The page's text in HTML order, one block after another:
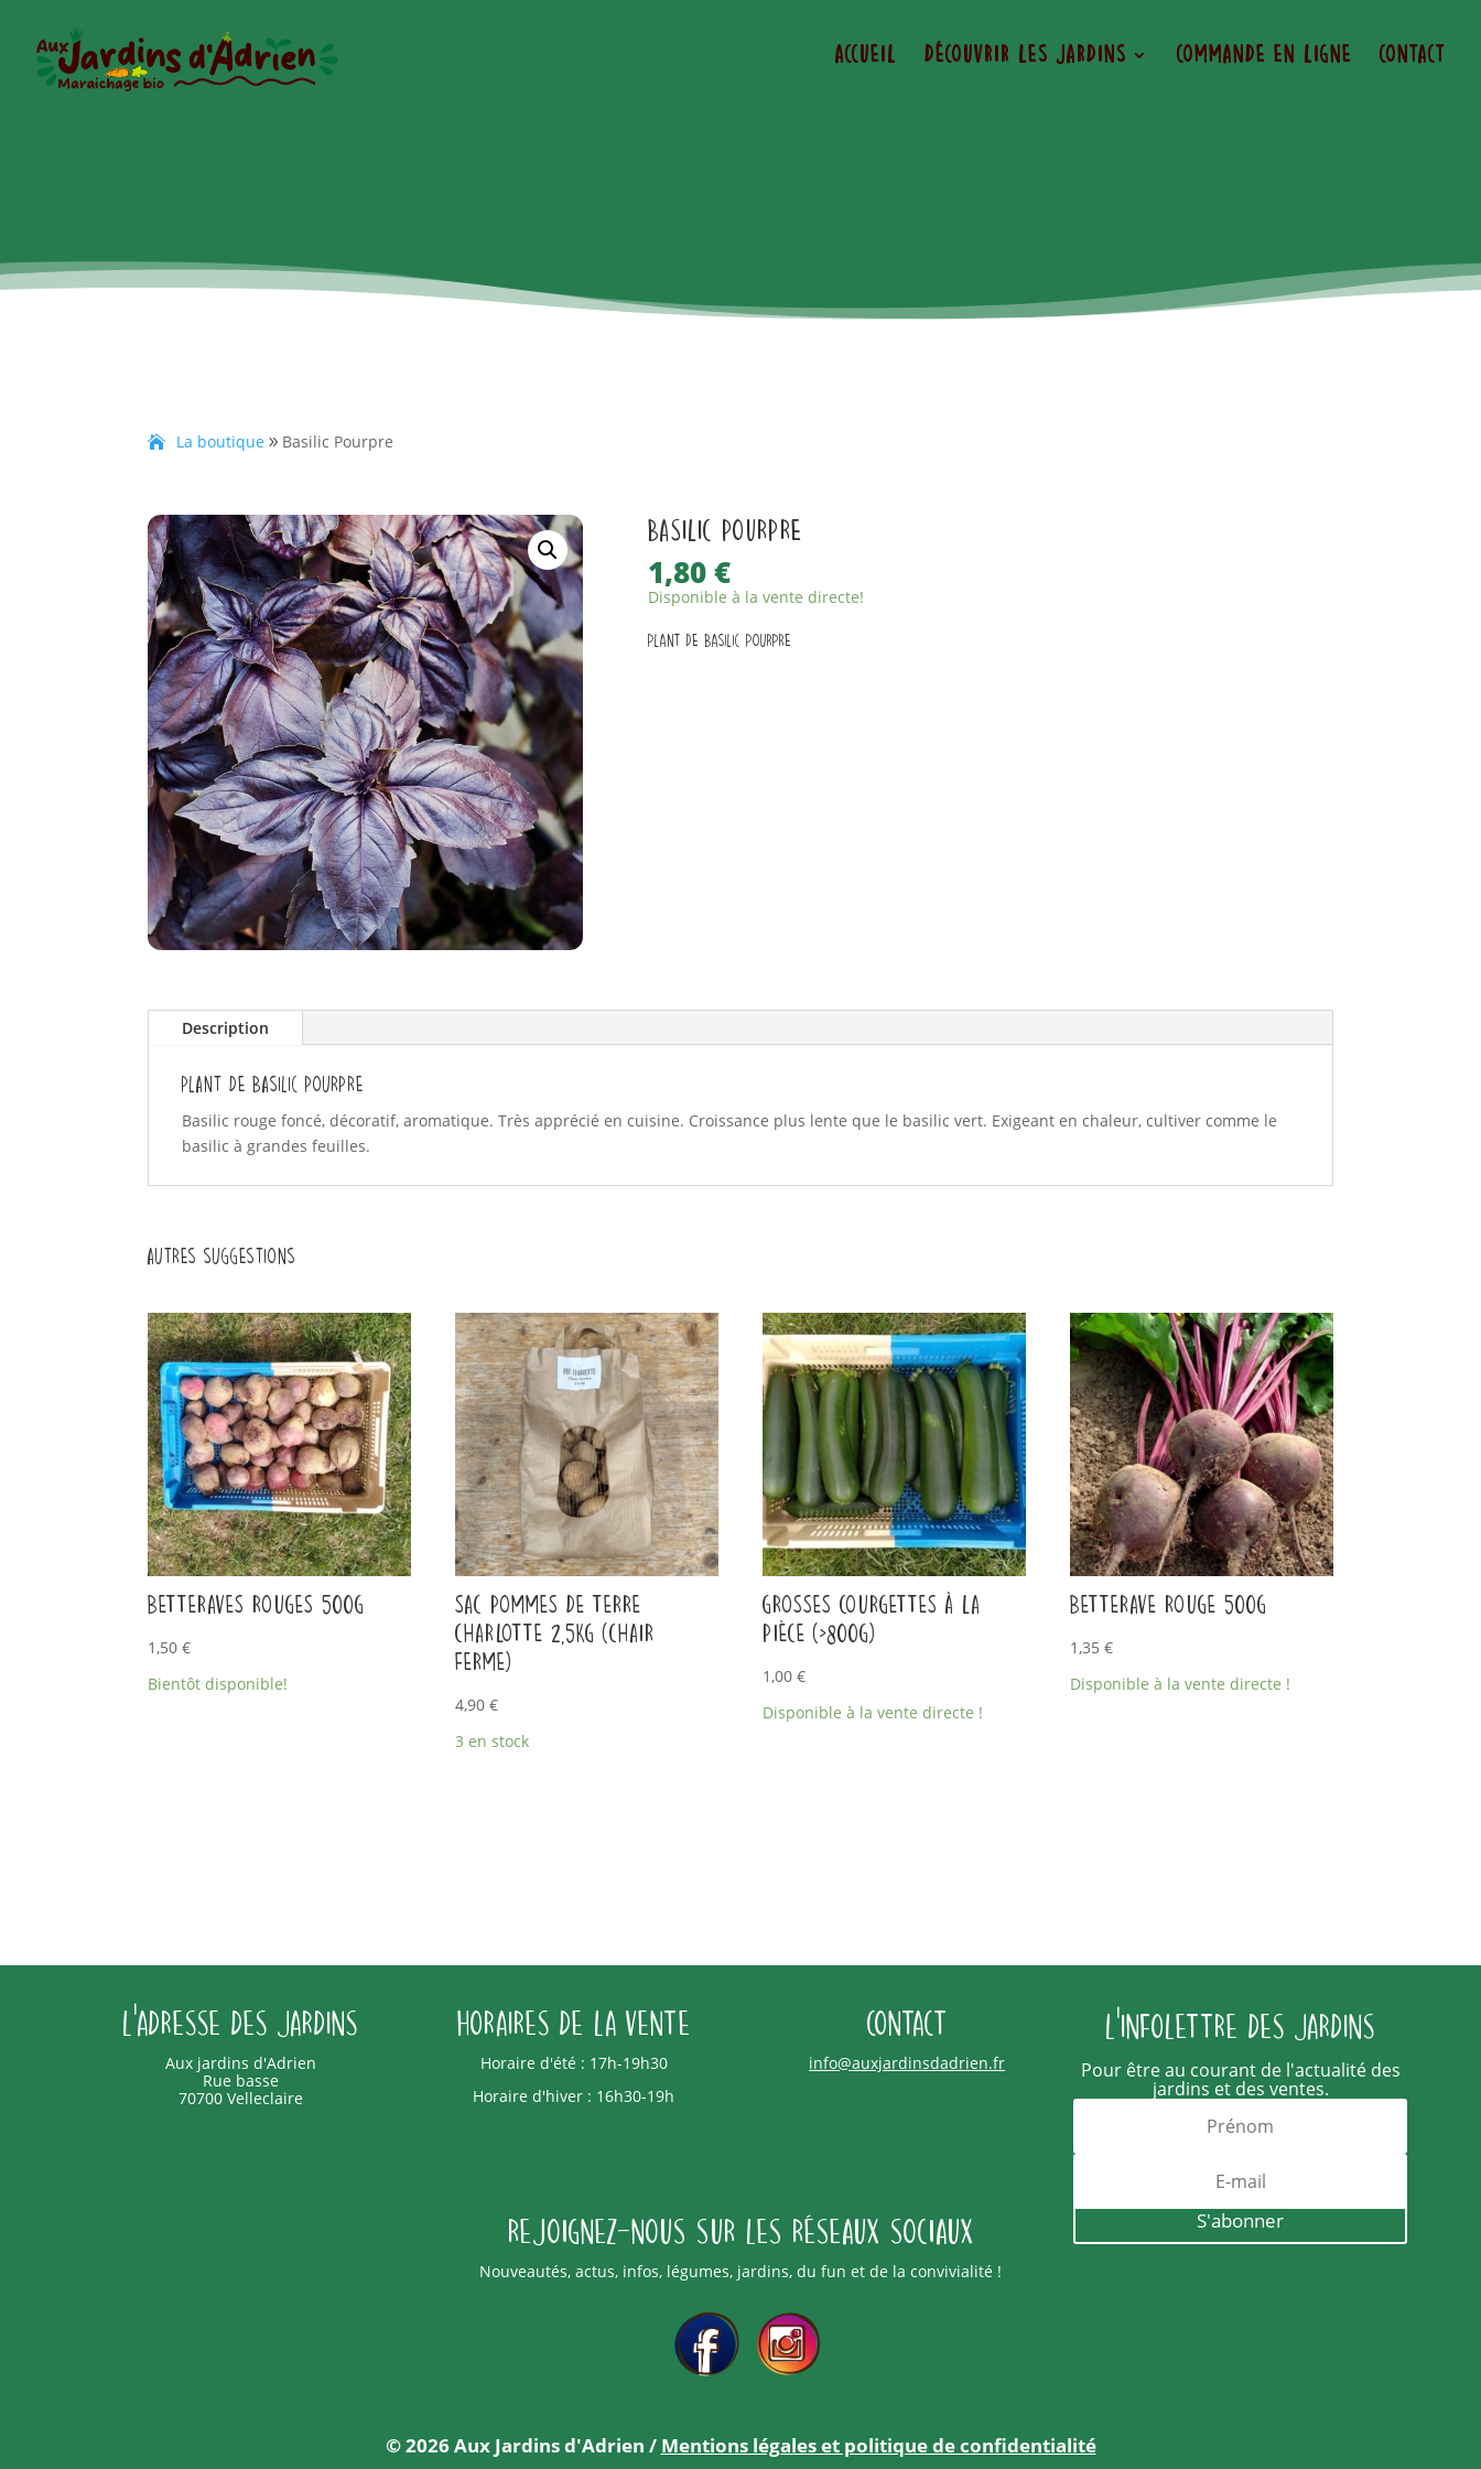
Accueil Découvrir les jardins Commande en ligne Contact
La boutique Basilic Pourpre
Basilic Pourpre
1,80€
Disponible à la vente directe!
Plant de Basilic Pourpre
Description
Plant de Basilic Pourpre
Basilic rouge foncé, décoratif, aromatique. Très apprécié en cuisine. Croissance plus lente que le basilic vert. Exigeant en chaleur, cultiver comme le
basilic à grandes feuilles.
Autres suggestions
Betteraves rouges 500g
1,50€
Bientôt disponible!
Sac pommes de terre
CHARLOTTE 2,5kg (chair
ferme)
4,90€
3 en stock
Grosses courgettes à la
pièce (>800g)
1,00€
Disponible à la vente directe !
Betterave rouge 500g
1,35€
Disponible à la vente directe !
L'adresse des jardins
Aux jardins d'Adrien
Rue basse
70700 Velleclaire
Horaires de la vente
Horaire d'été : 17h-19h30
Horaire d'hiver : 16h30-19h
Contact
info@auxjardinsdadrien.fr
L'infolettre des jardins
Pour être au courant de l'actualité des
jardins et des ventes.
S'abonner
Rejoignez-nous sur les réseaux sociaux
Nouveautés, actus, infos, légumes, jardins, du fun et de la convivialité !
© 2026 Aux Jardins d'Adrien / Mentions légales et politique de confidentialité